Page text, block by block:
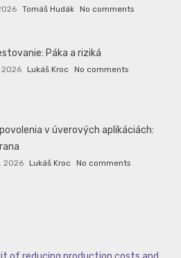
Tomáš Hudák No comments
Páka a riziká
2026 Lukáš Kroc No comments
v úverových aplikáciách:
2026 Lukáš Kroc No comments